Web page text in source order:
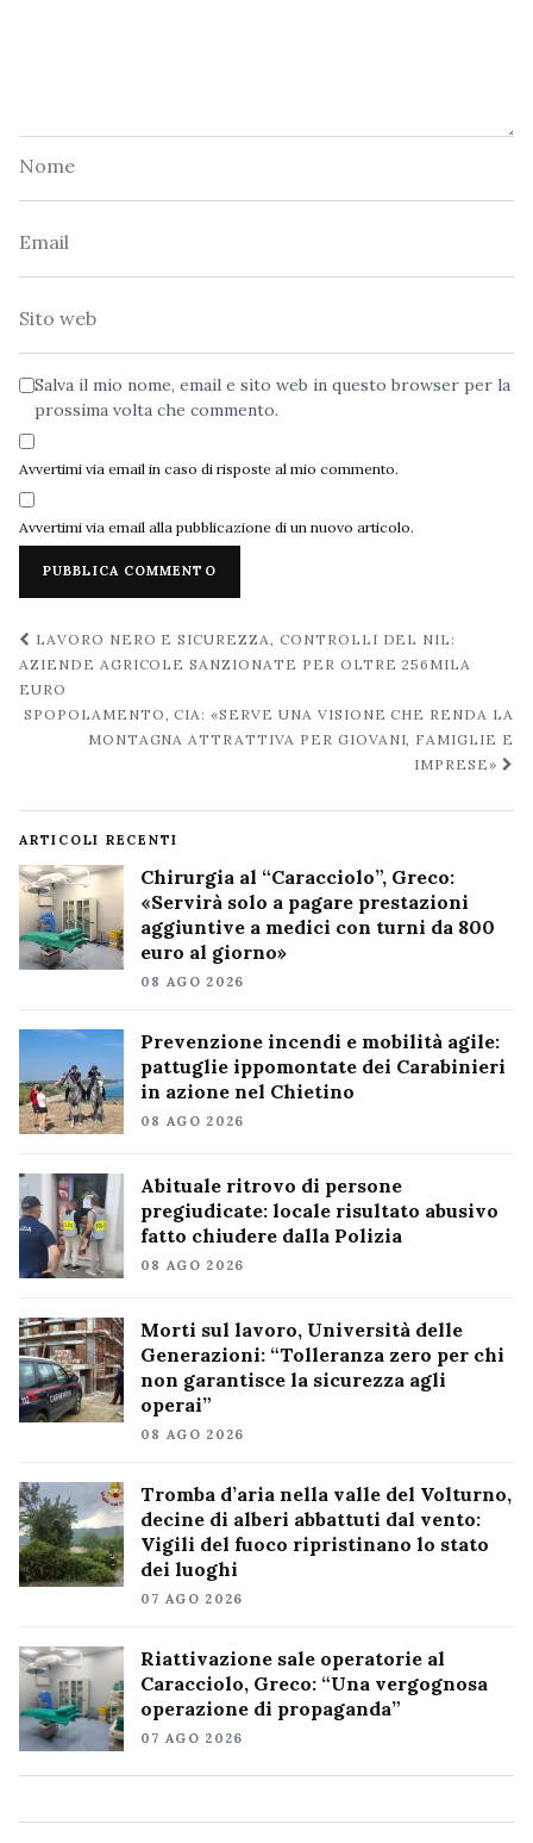
Salva il mio nome, email e sito web in questo browser per la
prossima volta che commento.
Avvertimi via email in caso di risposte al mio commento.
Avvertimi via email alla pubblicazione di un nuovo articolo.
Navigazione
post
LAVORO NERO E SICUREZZA, CONTROLLI DEL NIL:
AZIENDE AGRICOLE SANZIONATE PER OLTRE 256MILA
EURO
SPOPOLAMENTO, CIA: «SERVE UNA VISIONE CHE RENDA LA
MONTAGNA ATTRATTIVA PER GIOVANI, FAMIGLIE E
IMPRESE»
ARTICOLI RECENTI
Chirurgia al “Caracciolo”, Greco:
«Servirà solo a pagare prestazioni
aggiuntive a medici con turni da 800
euro al giorno»
08 AGO 2026
Prevenzione incendi e mobilità agile:
pattuglie ippomontate dei Carabinieri
in azione nel Chietino
08 AGO 2026
Abituale ritrovo di persone
pregiudicate: locale risultato abusivo
fatto chiudere dalla Polizia
08 AGO 2026
Morti sul lavoro, Università delle
Generazioni: “Tolleranza zero per chi
non garantisce la sicurezza agli
operai”
08 AGO 2026
Tromba d’aria nella valle del Volturno,
decine di alberi abbattuti dal vento:
Vigili del fuoco ripristinano lo stato
dei luoghi
07 AGO 2026
Riattivazione sale operatorie al
Caracciolo, Greco: “Una vergognosa
operazione di propaganda”
07 AGO 2026